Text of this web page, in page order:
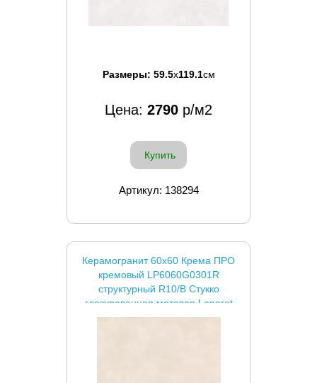
Размеры: 59.5x119.1см
Цена: 2790 р/м2
Купить
Артикул: 138294
Керамогранит 60x60 Крема ПРО
кремовый LP6060G0301R
структурный R10/B Стукко
глазурованная матовая Laparet